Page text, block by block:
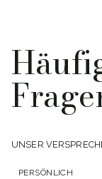
UNSER
PERSÖNLICH